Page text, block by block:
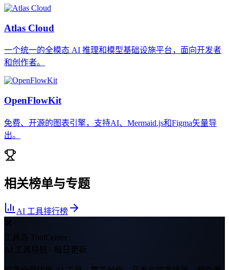
Atlas Cloud
一个统一的全模态 AI 推理和模型基础设施平台，面向开发者
和创作者。
OpenFlowKit
免费、开源的图表引擎，支持AI、Mermaid.js和Figma矢量导
出。
相关榜单与专题
AI 工具排行榜
🛠
工具岛 ToolCenter
AI 工具导航 · 每日更新